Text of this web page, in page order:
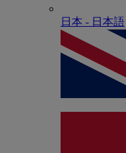
日本 - ⽇本語